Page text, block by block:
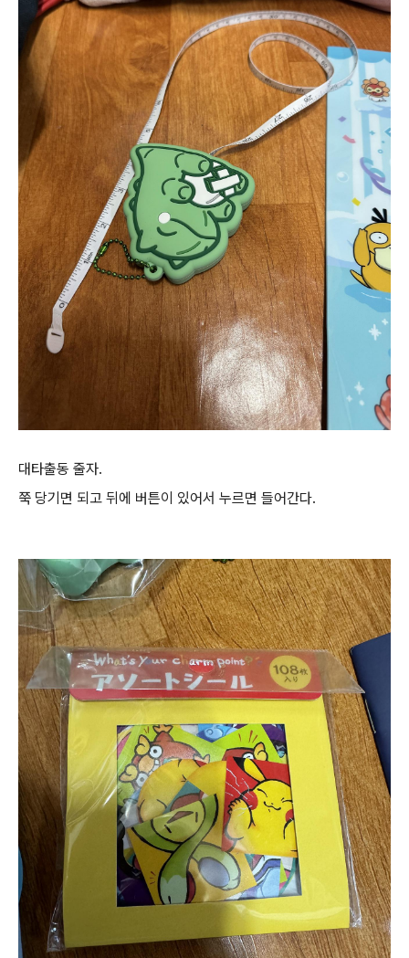
대타출동 줄자.
쭉 당기면 되고 뒤에 버튼이 있어서 누르면 들어간다.